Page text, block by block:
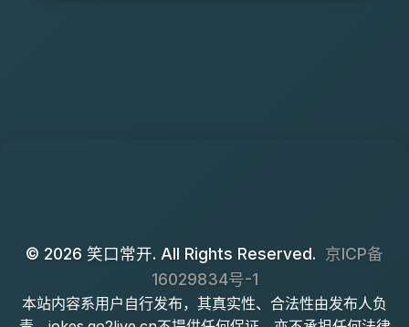
© 2026 笑口常开. All Rights Reserved. 京ICP备
16029834号-1
本站内容系用户自行发布，其真实性、合法性由发布人负